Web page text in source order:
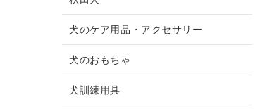
犬のケア用品・アクセサリー
犬のおもちゃ
犬訓練用具